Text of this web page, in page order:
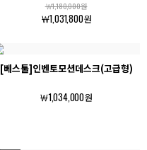
￦1,180,000원
￦1,031,800원
[베스툴]인벤토모션데스크(고급형)
￦1,034,000원